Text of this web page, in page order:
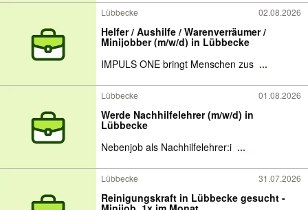
Lübbecke 02.08.2026
Helfer / Aushilfe / Warenverräumer /
Minijobber (m/w/d) in Lübbecke
IMPULS ONE bringt Menschen zus ...
Lübbecke 01.08.2026
Werde Nachhilfelehrer (m/w/d) in
Lübbecke
Nebenjob als Nachhilfelehrer:i ...
Lübbecke 31.07.2026
Reinigungskraft in Lübbecke gesucht -